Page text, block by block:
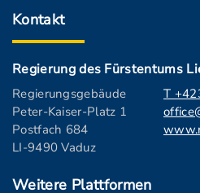
Kontakt
Regierung des Fürstentums
Regierungsgebäude
Peter-Kaiser-Platz 1
Postfach 684
LI-9490 Vaduz
T
Weitere Plattformen